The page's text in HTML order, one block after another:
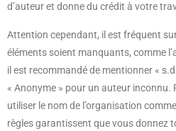
d’auteur et donne du crédit à votre
Attention cependant, il est fréquent
éléments soient manquants, comme
il est recommandé de mentionner «
« Anonyme » pour un auteur inconnu.
utiliser le nom de l’organisation
règles garantissent que vous donnez